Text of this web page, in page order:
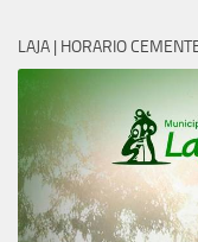
LAJA | HORARIO